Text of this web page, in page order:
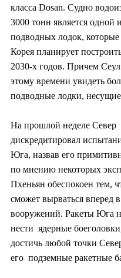
класса Dosan. Судно
3000 тонн является одной
подводных лодок,
Корея планирует
2030-х годов. Причем
этому времени увидеть
подводные лодки,
На прошлой неделе Север
дискредитировал
Юга, назвав его
по мнению некоторых
Пхеньян обеспокоен тем,
сможет вырваться вперед
вооружений. Ракеты Юга
нести  ядерные
достичь любой точки
его  подземные ракетные